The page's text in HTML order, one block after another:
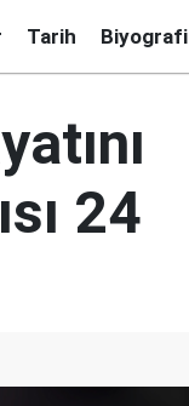
Tarih Biyografi
24